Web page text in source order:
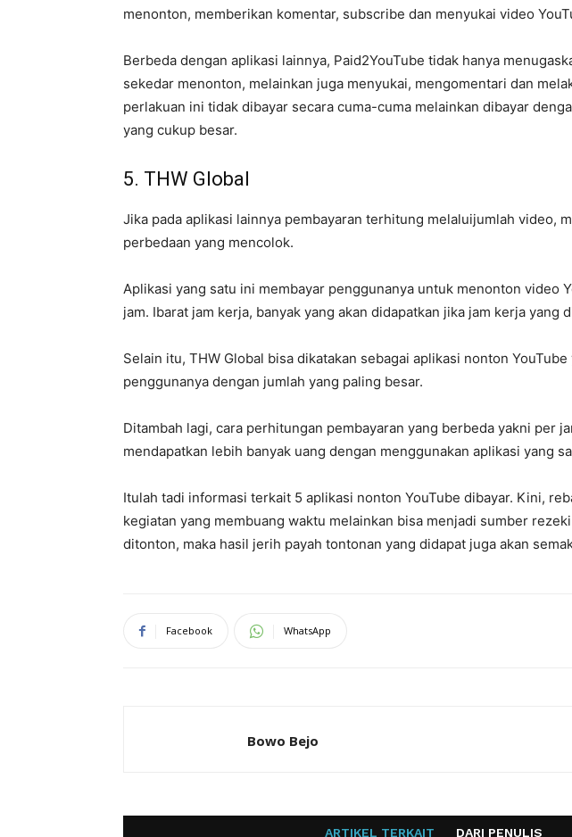
menonton, memberikan komentar, subscribe dan menyukai video
Berbeda dengan aplikasi lainnya, Paid2YouTube tidak hanya
sekedar menonton, melainkan juga menyukai, mengomentari dan
perlakuan ini tidak dibayar secara cuma-cuma melainkan dibayar
yang cukup besar.
5. THW Global
Jika pada aplikasi lainnya pembayaran terhitung melaluijumlah video,
perbedaan yang mencolok.
Aplikasi yang satu ini membayar penggunanya untuk menonton video
jam. Ibarat jam kerja, banyak yang akan didapatkan jika jam kerja yang
Selain itu, THW Global bisa dikatakan sebagai aplikasi nonton
penggunanya dengan jumlah yang paling besar.
Ditambah lagi, cara perhitungan pembayaran yang berbeda yakni per
mendapatkan lebih banyak uang dengan menggunakan aplikasi yang
Itulah tadi informasi terkait 5 aplikasi nonton YouTube dibayar. Kini,
kegiatan yang membuang waktu melainkan bisa menjadi sumber
ditonton, maka hasil jerih payah tontonan yang didapat juga akan
Facebook WhatsApp
Bowo Bejo
ARTIKEL TERKAIT DARI PENULIS